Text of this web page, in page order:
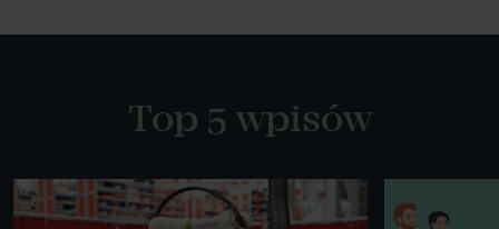
Top 5 wpisów